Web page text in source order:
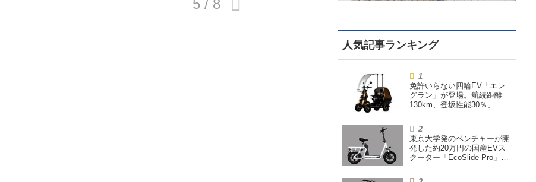
免許いらない四輪EV「エレ
グラン」が登場。航続距離
130km、登坂性能30％、
東京大学発のベンチャーが開
発した約20万円の国産EVス
クーター「EcoSlide Pro」が
ハイパワー特定小型原付